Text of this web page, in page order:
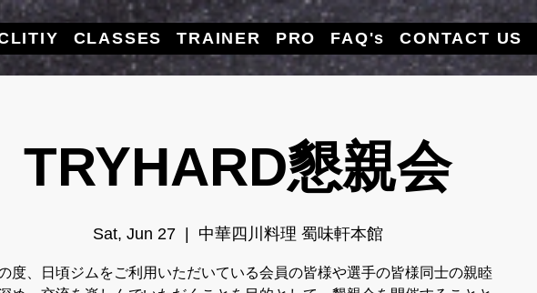
CLASSES TRAINER PRO FAQ's CONTACT US
TRYHARD懇親会
Sat, Jun 27
  |
中華四川料理 蜀味軒本館
度、日頃ジムをご利用いただいている会員の皆様や選手の皆様同士の親睦